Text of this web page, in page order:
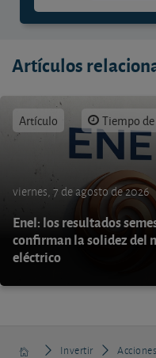
Artículos
Artículo Tiempo
viernes, 7 de agosto de 2026
Enel: los resultados
confirman la solidez del
eléctrico
Invertir Acciones